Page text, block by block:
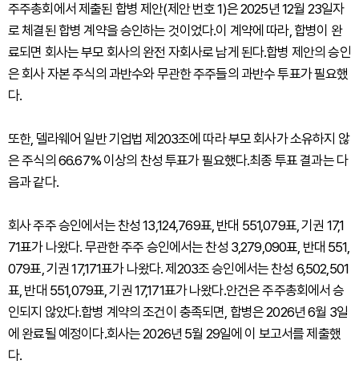
주주총회에서 제출된 합병 제안(제안 번호 1)은 2025년 12월 23일자
로 체결된 합병 계약을 승인하는 것이었다.이 계약에 따라, 합병이 완
료되면 회사는 부모 회사의 완전 자회사로 남게 된다.합병 제안의 승인
은 회사 자본 주식의 과반수와 무관한 주주들의 과반수 투표가 필요했
다.
또한, 델라웨어 일반 기업법 제203조에 따라 부모 회사가 소유하지 않
은 주식의 66.67% 이상의 찬성 투표가 필요했다.최종 투표 결과는 다
음과 같다.
회사 주주 승인에서는 찬성 13,124,769표, 반대 551,079표, 기권 17,1
71표가 나왔다. 무관한 주주 승인에서는 찬성 3,279,090표, 반대 551,
079표, 기권 17,171표가 나왔다. 제203조 승인에서는 찬성 6,502,501
표, 반대 551,079표, 기권 17,171표가 나왔다.안건은 주주총회에서 승
인되지 않았다.합병 계약의 조건이 충족되면, 합병은 2026년 6월 3일
에 완료될 예정이다.회사는 2026년 5월 29일에 이 보고서를 제출했
다.